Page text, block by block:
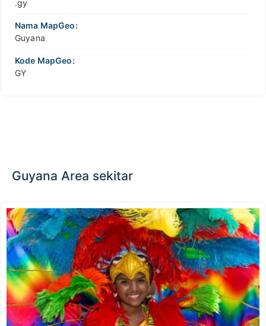
.gy
Nama MapGeo:
Guyana
Kode MapGeo:
GY
Guyana Area sekitar